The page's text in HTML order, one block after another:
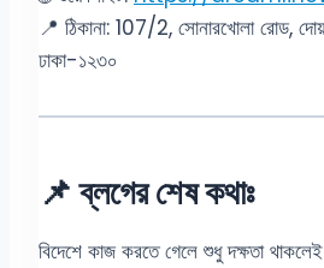
📍 ঠিকানা: 107/2, সোনারখোলা রোড,
ঢাকা-১২৩০
📌 ব্লগের শেষ কথাঃ
বিদেশে কাজ করতে গেলে শুধু দক্ষতা